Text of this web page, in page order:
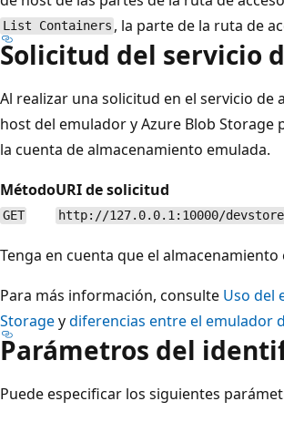
List Containers , la parte de la ruta de
Solicitud del servicio
Al realizar una solicitud en el servicio
host del emulador y Azure Blob Storage
la cuenta de almacenamiento emulada.
MétodoURI de solicitud
GET http://127.0.0.1:10000/
Tenga en cuenta que el
Para más información, consulte Uso del
Storageydiferencias entre el emulador
Parámetros del
Puede especificar los siguientes